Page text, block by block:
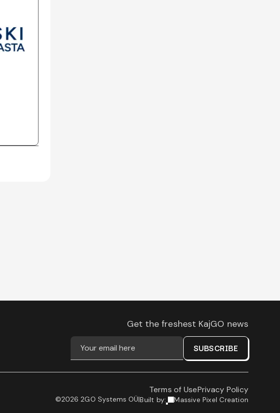
Get the freshest KajGO news
SUBSCRIBE
Terms of UsePrivacy Policy
©2026 2GO Systems OÜ|Built by: Massive Pixel Creation